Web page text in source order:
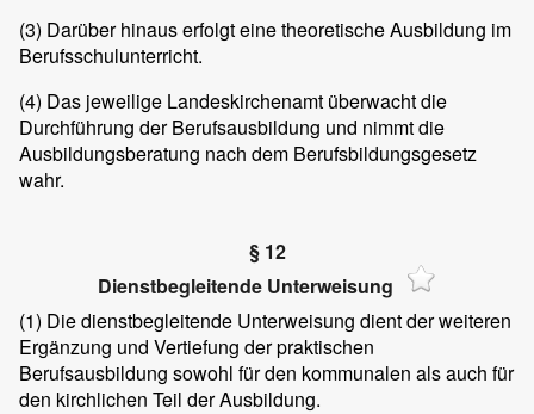
(3) Darüber hinaus erfolgt eine theoretische Ausbildung im
Berufsschulunterricht.
(4) Das jeweilige Landeskirchenamt überwacht die
Durchführung der Berufsausbildung und nimmt die
Ausbildungsberatung nach dem Berufsbildungsgesetz
wahr.
§ 12
Dienstbegleitende Unterweisung
(1) Die dienstbegleitende Unterweisung dient der weiteren
Ergänzung und Vertiefung der praktischen
Berufsausbildung sowohl für den kommunalen als auch für
den kirchlichen Teil der Ausbildung.